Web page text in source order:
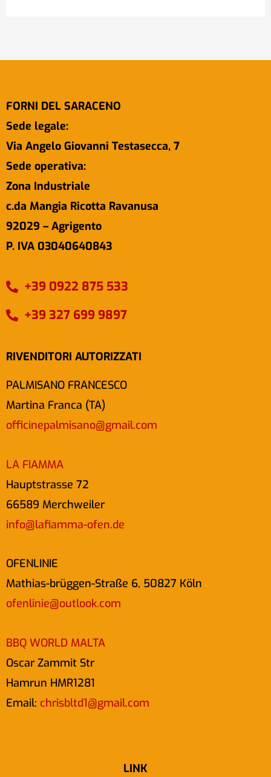
FORNI DEL SARACENO
Sede legale:
Via Angelo Giovanni Testasecca, 7
Sede operativa:
Zona Industriale
c.da Mangia Ricotta Ravanusa
92029 – Agrigento
P. IVA 03040640843
+39 0922 875 533
+39 327 699 9897
RIVENDITORI AUTORIZZATI
PALMISANO FRANCESCO
Martina Franca (TA)
officinepalmisano@gmail.com
LA FIAMMA
Hauptstrasse 72
66589 Merchweiler
info@lafiamma-ofen.de
OFENLINIE
Mathias-brüggen-Straße 6, 50827 Köln
ofenlinie@outlook.com
BBQ WORLD MALTA
Oscar Zammit Str
Hamrun HMR1281
Email: chrisbltd1@gmail.com
LINK